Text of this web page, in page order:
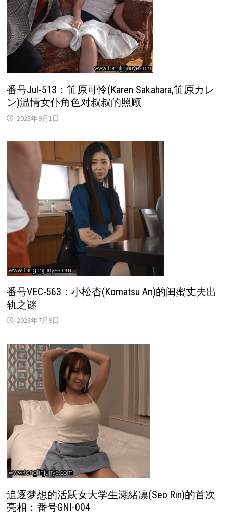
番号Jul-513：笹原可怜(Karen Sakahara,笹原カレ
ン)温情女仆角色对叔叔的照顾
2023年9月1日
番号VEC-563：小松杏(Komatsu An)的闺蜜丈夫出
轨之谜
2023年7月9日
追逐梦想的活跃女大学生瀬緒凛(Seo Rin)的首次
亮相：番号GNI-004